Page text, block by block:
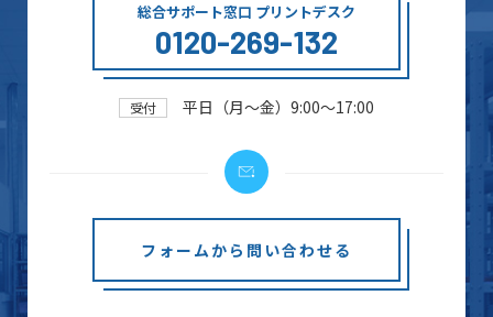
総合サポート窓口 プリントデスク
0120-269-132
受付 平日（月～金）9:00～17:00
フォームから問い合わせる